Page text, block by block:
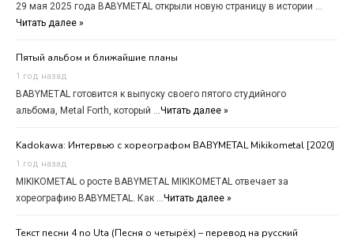
29 мая 2025 года BABYMETAL открыли новую страницу в истории …
Читать далее »
Пятый альбом и ближайшие планы
1 год назад
BABYMETAL готовится к выпуску своего пятого студийного
альбома, Metal Forth, который …Читать далее »
Kadokawa: Интервью с хореографом BABYMETAL Mikikometal [2020]
1 год назад
MIKIKOMETAL о росте BABYMETAL MIKIKOMETAL отвечает за
хореографию BABYMETAL. Как …Читать далее »
Текст песни 4 no Uta (Песня о четырёх) – перевод на русский